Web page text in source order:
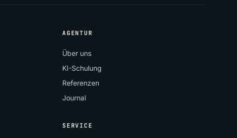
AGENTUR
Über uns
KI-Schulung
Referenzen
Journal
SERVICE